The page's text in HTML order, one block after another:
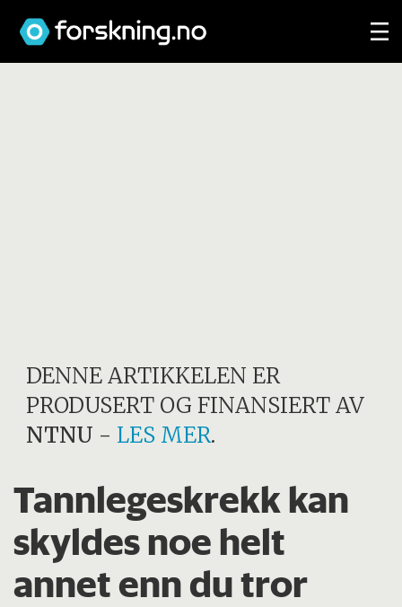
DENNE ARTIKKELEN ER
PRODUSERT OG FINANSIERT AV
NTNU - LES MER.
Tannlegeskrekk kan
skyldes noe helt
annet enn du tror